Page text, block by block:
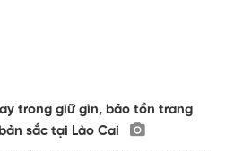
trong giữ gìn, bảo tồn trang
sắc tại Lào Cai